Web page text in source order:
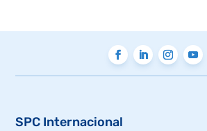
SPC Internacional